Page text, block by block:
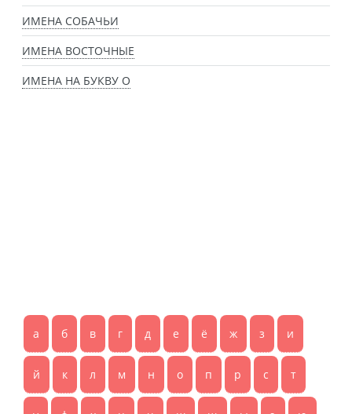
ИМЕНА СОБАЧЬИ
ИМЕНА ВОСТОЧНЫЕ
ИМЕНА НА БУКВУ О
а б в г д е ё ж з и
й к л м н о п р с т